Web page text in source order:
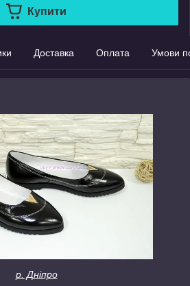
Купити
Доставка Оплата Умови
р. Дніпро